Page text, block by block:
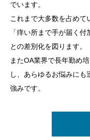
でいます。
これまで大多数を占めて
「痒い所まで手が届く
との差別化を図ります。
またOA業界で長年勤め
し、あらゆるお悩みに
強みです。
２．お客様と真摯に向き
が信頼され選ばれ続け
３．再生エネルギー事
暮らしも豊かにすること
ＩＴ問題を共に寄り添い
地域の活性化ひいては日
またサステナブルを意
企業だけでなく日本全体
を後押し致します。
多くの人々の幸せを創
ります。